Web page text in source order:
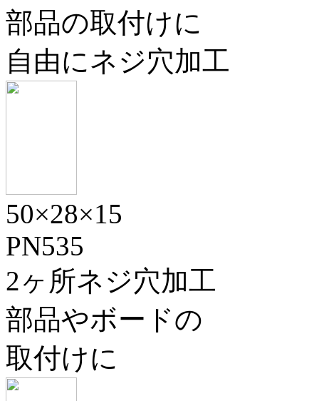
部品の取付けに
自由にネジ穴加工
50×28×15
PN535
2ヶ所ネジ穴加工
部品やボードの
取付けに